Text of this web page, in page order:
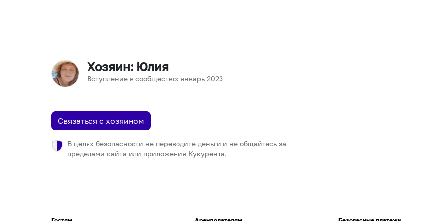
Хозяин: Юлия
Вступление в сообщество: январь 2023
Связаться с хозяином
В целях безопасности не переводите деньги и не общайтесь за
пределами сайта или приложения Кукурента.